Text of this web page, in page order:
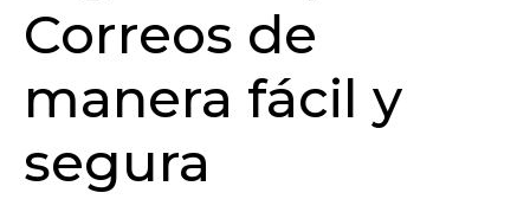
Correos de
manera fácil y
segura